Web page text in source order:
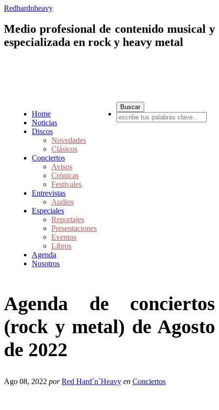
Redhardnheavy
Medio profesional de contenido musical y
especializada en rock y heavy metal
Home
Noticias
Discos
Novedades
Clásicos
Conciertos
Avisos
Crónicas
Festivales
Entrevistas
Audios
Especiales
Reportajes
Presentaciones
Eventos
Libros
Agenda
Nosotros
Agenda de conciertos
(rock y metal) de Agosto
de 2022
Ago 08, 2022 por Red Hard´n´Heavy en Conciertos